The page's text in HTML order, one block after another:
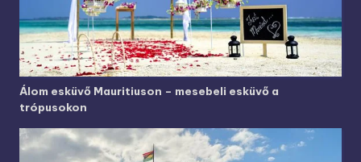
Álom esküvő Mauritiuson – mesebeli esküvő a
trópusokon